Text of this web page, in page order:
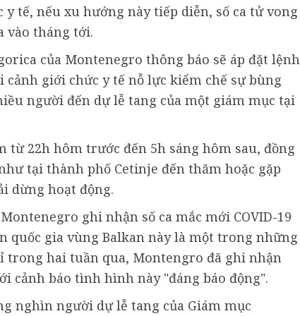
tế, nếu xu hướng này tiếp diễn, số ca tử vong
vào tháng tới.
của Montenegro thông báo sẽ áp đặt lệnh
giới chức y tế nỗ lực kiểm chế sự bùng
người đến dự lễ tang của một giám mục tại
22h hôm trước đến 5h sáng hôm sau, đồng
tại thành phố Cetinje đến thăm hoặc gặp
dừng hoạt động.
ghi nhận số ca mắc mới COVID-19
gia vùng Balkan này là một trong những
trong hai tuần qua, Montengro đã ghi nhận
cảnh báo tình hình này "đáng báo động".
nghìn người dự lễ tang của Giám mục